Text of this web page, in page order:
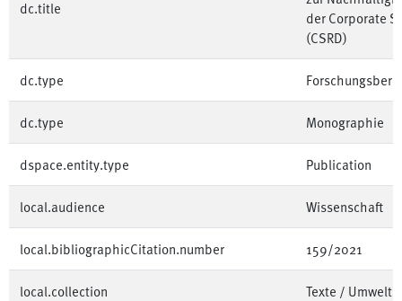
dc.title
der Corporate
(CSRD)
dc.type
dc.type Monographie
dspace.entity.type Publication
local.audience Wissenschaft
local.bibliographicCitation.number 159/2021
local.collection Texte /